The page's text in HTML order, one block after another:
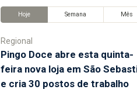
Hoje Semana Mês
Regional
Pingo Doce abre esta quinta-
feira nova loja em São
e cria 30 postos de trabalho